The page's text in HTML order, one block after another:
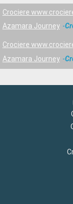
Crociere
Azamara Journey
Crociere
Azamara Journey